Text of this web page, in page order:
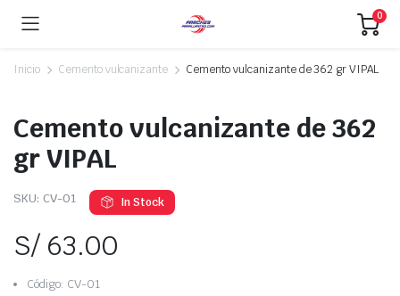
0
Inicio Cemento vulcanizante Cemento vulcanizante de 362 gr VIPAL
Cemento vulcanizante de 362
gr VIPAL
SKU: CV-01 In Stock
S/63.00
Código: CV-01